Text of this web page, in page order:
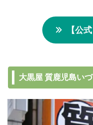
【公
大黒屋 質鹿児島い